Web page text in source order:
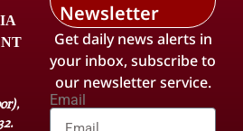
Newsletter
Get daily news alerts in
your inbox, subscribe to
our newsletter service.
Email